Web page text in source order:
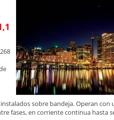
sobre bandeja. Operan con
fases, en corriente continua hasta